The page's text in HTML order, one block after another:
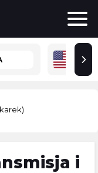
i